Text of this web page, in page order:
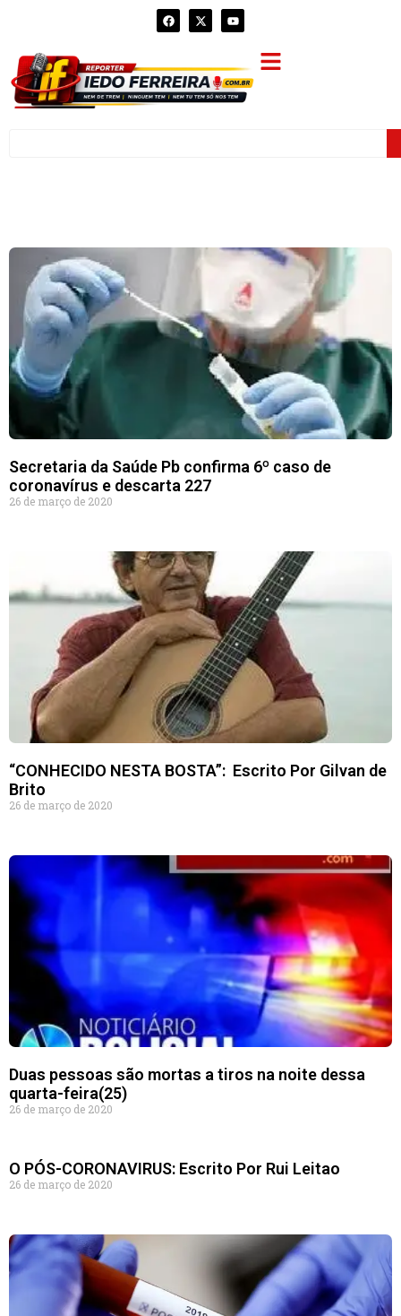
Secretaria da Saúde Pb confirma 6º caso de
coronavírus e descarta 227
26 de março de 2020
“CONHECIDO NESTA BOSTA”: Escrito Por Gilvan de
Brito
26 de março de 2020
Duas pessoas são mortas a tiros na noite dessa
quarta-feira(25)
26 de março de 2020
O PÓS-CORONAVIRUS: Escrito Por Rui Leitao
26 de março de 2020